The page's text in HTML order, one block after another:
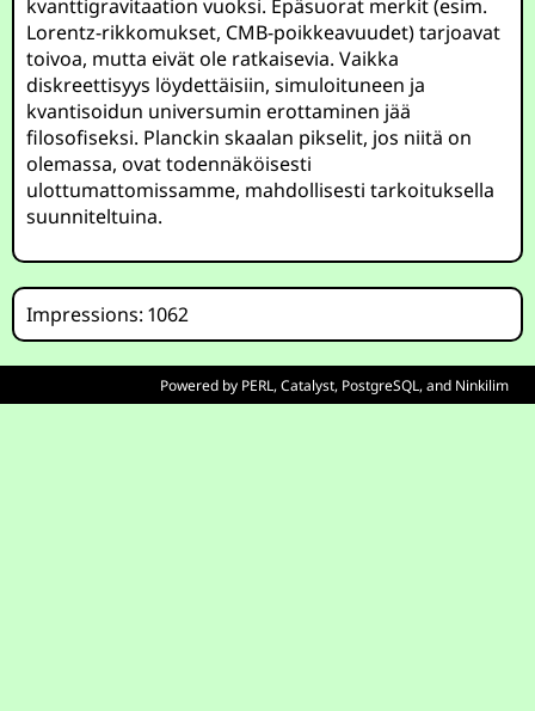
kvanttigravitaation vuoksi. Epäsuorat merkit (esim.
Lorentz-rikkomukset, CMB-poikkeavuudet) tarjoavat
toivoa, mutta eivät ole ratkaisevia. Vaikka
diskreettisyys löydettäisiin, simuloituneen ja
kvantisoidun universumin erottaminen jää
filosofiseksi. Planckin skaalan pikselit, jos niitä on
olemassa, ovat todennäköisesti
ulottumattomissamme, mahdollisesti tarkoituksella
suunniteltuina.
Impressions: 1062
Powered by PERL,Catalyst, PostgreSQL, and Ninkilim